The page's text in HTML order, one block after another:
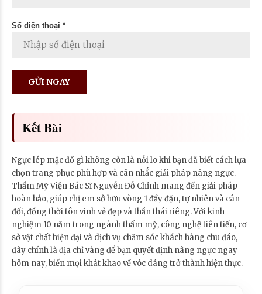
Số điện thoại *
Kết Bài
Ngực lép mặc đồ gì không còn là nỗi lo khi bạn đã biết cách lựa
chọn trang phục phù hợp và cân nhắc giải pháp nâng ngực.
Thẩm Mỹ Viện Bác Sĩ Nguyễn Đỗ Chỉnh mang đến giải pháp
hoàn hảo, giúp chị em sở hữu vòng 1 đầy đặn, tự nhiên và cân
đối, đồng thời tôn vinh vẻ đẹp và thần thái riêng. Với kinh
nghiệm 10 năm trong ngành thẩm mỹ, công nghệ tiên tiến, cơ
sở vật chất hiện đại và dịch vụ chăm sóc khách hàng chu đáo,
đây chính là địa chỉ vàng để bạn quyết định nâng ngực ngay
hôm nay, biến mọi khát khao về vóc dáng trở thành hiện thực.